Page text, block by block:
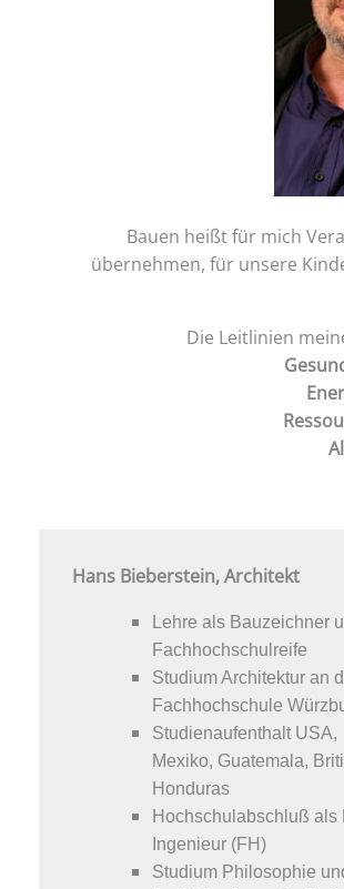
Bauen heißt für mich
übernehmen, für unsere
Die Leitlinien
Hans Bieberstein, Architekt
Lehre als Bauzeichner
Fachhochschulreife
Studium Architektur an
Fachhochschule
Studienaufenthalt USA,
Mexiko, Guatemala,
Honduras
Hochschulabschluß als
Ingenieur (FH)
Studium Philosophie